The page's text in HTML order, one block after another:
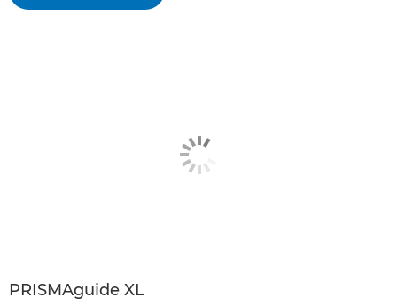
PRISMAguide XL